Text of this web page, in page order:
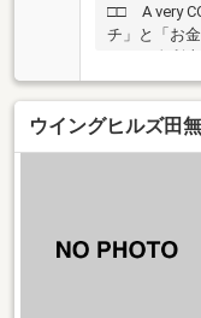
□□ A very COOL every LIFE ! □□ご購入後の「おウ
チ」と「お
す！・金利
返済のタイ
チの設備保
まずはお気
ついて、ご
ご連絡下さ
１２０－１
ウイングヒルズ田